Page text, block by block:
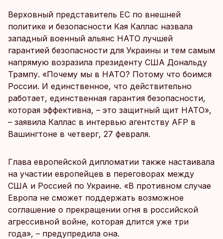
Верховный представитель ЕС по внешней
политике и безопасности Кая Каллас назвала
западный военный альянс НАТО лучшей
гарантией безопасности для Украины и тем самым
напрямую возразила президенту США Дональду
Трампу. «Почему мы в НАТО? Потому что боимся
России. И единственное, что действительно
работает, единственная гарантия безопасности,
которая эффективна, – это защитный щит НАТО»,
– заявила Каллас в интервью агентству AFP в
Вашингтоне в четверг, 27 февраля.
Глава европейской дипломатии также настаивала
на участии европейцев в переговорах между
США и Россией по Украине. «В противном случае
Европа не сможет поддержать возможное
соглашение о прекращении огня в российской
агрессивной войне, которая длится уже три
года», – предупредила она.